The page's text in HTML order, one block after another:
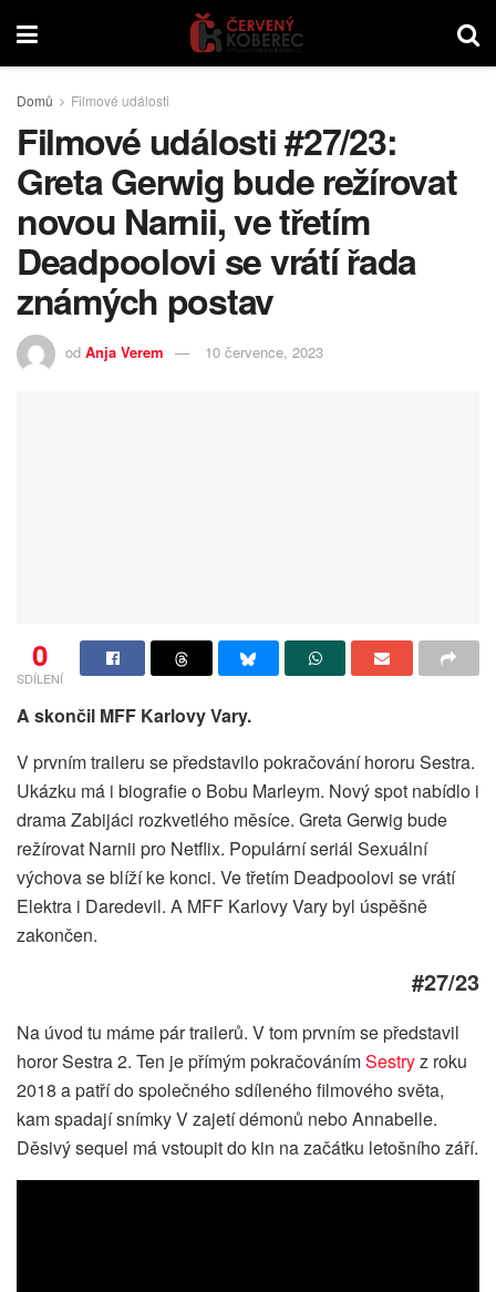
Domů Filmové události
Filmové události #27/23:
Greta Gerwig bude režírovat
novou Narnii, ve třetím
Deadpoolovi se vrátí řada
známých postav
od Anja Verem 10 července, 2023
0
SDÍLENÍ
A skončil MFF Karlovy Vary.
V prvním traileru se představilo pokračování hororu Sestra.
Ukázku má i biografie o Bobu Marleym. Nový spot nabídlo i
drama Zabijáci rozkvetlého měsíce. Greta Gerwig bude
režírovat Narnii pro Netflix. Populární seriál Sexuální
výchova se blíží ke konci. Ve třetím Deadpoolovi se vrátí
Elektra i Daredevil. A MFF Karlovy Vary byl úspěšně
zakončen.
#27/23
Na úvod tu máme pár trailerů. V tom prvním se představil
horor Sestra 2. Ten je přímým pokračovánímSestryz roku
2018 a patří do společného sdíleného filmového světa,
kam spadají snímky V zajetí démonů nebo Annabelle.
Děsivý sequel má vstoupit do kin na začátku letošního září.